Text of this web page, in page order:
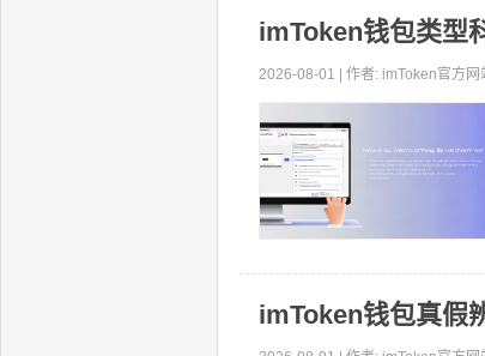
imToken钱包类型
2026-08-01 | 作者: imToken官方网
imToken钱包真假